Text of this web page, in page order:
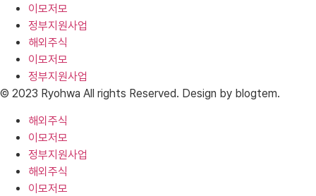
이모저모
정부지원사업
해외주식
이모저모
정부지원사업
© 2023 Ryohwa All rights Reserved. Design by blogtem.
해외주식
이모저모
정부지원사업
해외주식
이모저모